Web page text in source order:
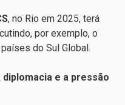
, no Rio em 2025, terá
por exemplo, o
do Sul Global.
e a pressão